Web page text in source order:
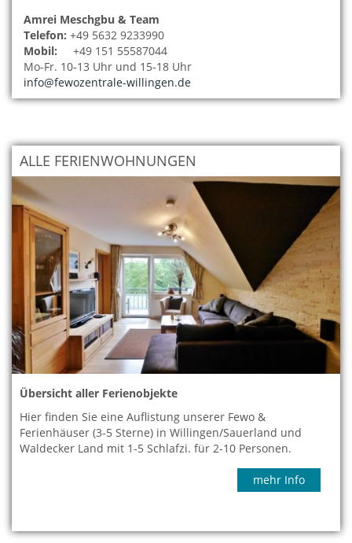
Amrei Meschgbu & Team
Telefon: +49 5632 9233990
Mobil: +49 151 55587044
Mo-Fr. 10-13 Uhr und 15-18 Uhr
info@fewozentrale-willingen.de
ALLE FERIENWOHNUNGEN
Übersicht aller Ferienobjekte
Hier finden Sie eine Auflistung unserer Fewo &
Ferienhäuser (3-5 Sterne) in Willingen/Sauerland und
Waldecker Land mit 1-5 Schlafzi. für 2-10 Personen.
mehr Info